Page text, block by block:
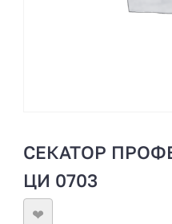
СЕКАТОР
ЦИ 0703
❤